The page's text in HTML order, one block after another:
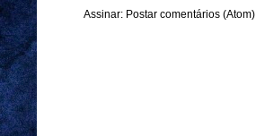
Assinar: Postar comentários (Atom)